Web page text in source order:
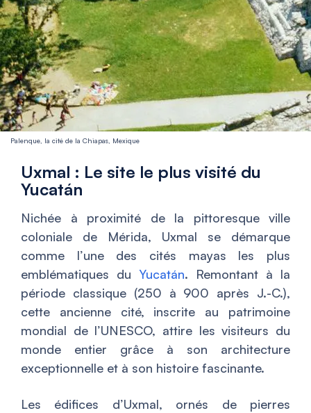
Palenque, la cité de la Chiapas, Mexique
Uxmal : Le site le plus visité du
Yucatán
Nichée à proximité de la pittoresque ville
coloniale de Mérida, Uxmal se démarque
comme l’une des cités mayas les plus
emblématiques du Yucatán. Remontant à la
période classique (250 à 900 après J.-C.),
cette ancienne cité, inscrite au patrimoine
mondial de l’UNESCO, attire les visiteurs du
monde entier grâce à son architecture
exceptionnelle et à son histoire fascinante.
Les édifices d’Uxmal, ornés de pierres